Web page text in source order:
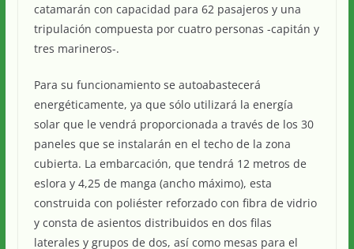
catamarán con capacidad para 62 pasajeros y una
tripulación compuesta por cuatro personas -capitán y
tres marineros-.
Para su funcionamiento se autoabastecerá
energéticamente, ya que sólo utilizará la energía
solar que le vendrá proporcionada a través de los 30
paneles que se instalarán en el techo de la zona
cubierta. La embarcación, que tendrá 12 metros de
eslora y 4,25 de manga (ancho máximo), esta
construida con poliéster reforzado con fibra de vidrio
y consta de asientos distribuidos en dos filas
laterales y grupos de dos, así como mesas para el